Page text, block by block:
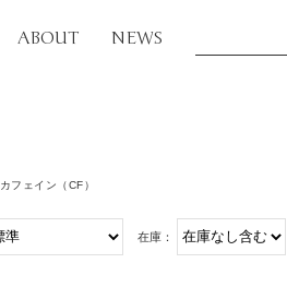
ABOUT NEWS
バンブー（BB）
カフェイン（CF）
在庫：